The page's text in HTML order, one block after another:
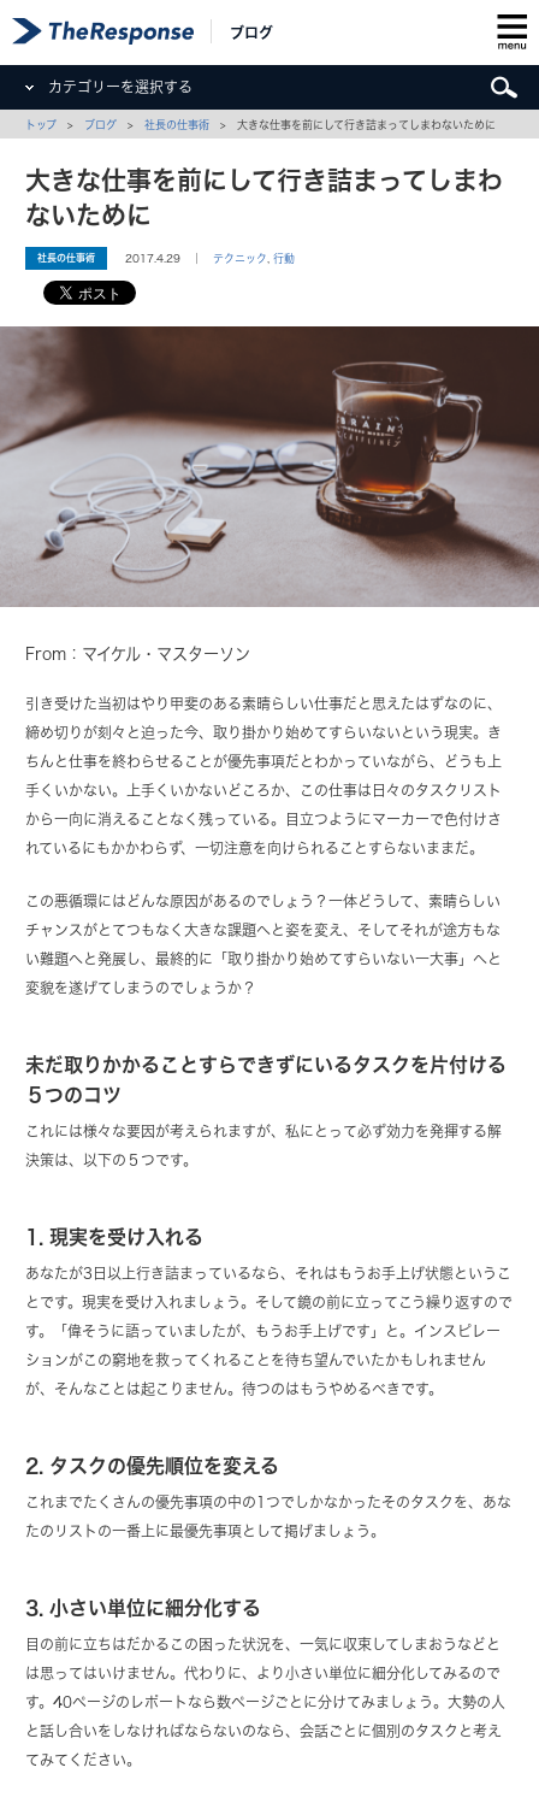
ブログ
カテゴリーを選択する
トップ > ブログ >社長の仕事術 > 大きな仕事を前にして行き詰まってしまわないために
大きな仕事を前にして行き詰まってしまわ
ないために
社長の仕事術 2017.4.29 ｜テクニック ,行動
From：マイケル・マスターソン
引き受けた当初はやり甲斐のある素晴らしい仕事だと思えたはずなのに、
締め切りが刻々と迫った今、取り掛かり始めてすらいないという現実。き
ちんと仕事を終わらせることが優先事項だとわかっていながら、どうも上
手くいかない。上手くいかないどころか、この仕事は日々のタスクリスト
から一向に消えることなく残っている。目立つようにマーカーで色付けさ
れているにもかかわらず、一切注意を向けられることすらないままだ。
この悪循環にはどんな原因があるのでしょう？一体どうして、素晴らしい
チャンスがとてつもなく大きな課題へと姿を変え、そしてそれが途方もな
い難題へと発展し、最終的に「取り掛かり始めてすらいない一大事」へと
変貌を遂げてしまうのでしょうか？
未だ取りかかることすらできずにいるタスクを片付ける
５つのコツ
これには様々な要因が考えられますが、私にとって必ず効力を発揮する解
決策は、以下の５つです。
1. 現実を受け入れる
あなたが3日以上行き詰まっているなら、それはもうお手上げ状態というこ
とです。現実を受け入れましょう。そして鏡の前に立ってこう繰り返すので
す。「偉そうに語っていましたが、もうお手上げです」と。インスピレー
ションがこの窮地を救ってくれることを待ち望んでいたかもしれません
が、そんなことは起こりません。待つのはもうやめるべきです。
2. タスクの優先順位を変える
これまでたくさんの優先事項の中の1つでしかなかったそのタスクを、あな
たのリストの一番上に最優先事項として掲げましょう。
3. 小さい単位に細分化する
目の前に立ちはだかるこの困った状況を、一気に収束してしまおうなどと
は思ってはいけません。代わりに、より小さい単位に細分化してみるので
す。40ページのレポートなら数ページごとに分けてみましょう。大勢の人
と話し合いをしなければならないのなら、会話ごとに個別のタスクと考え
てみてください。